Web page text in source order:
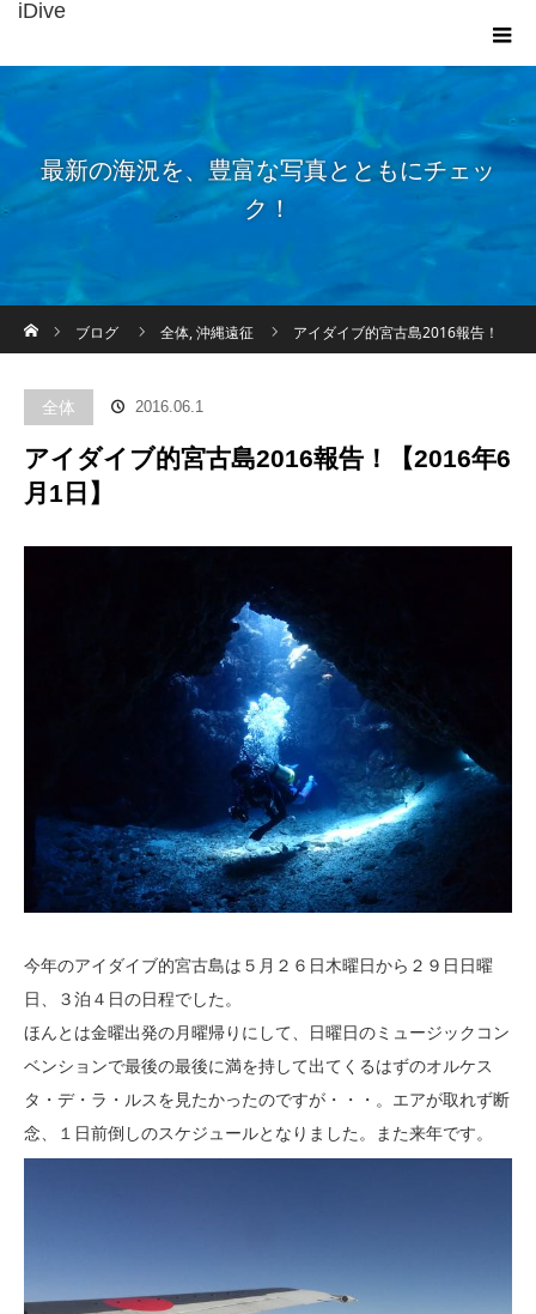
iDive
最新の海況を、豊富な写真とともにチェッ
ク！
ブログ
全体,沖縄遠征 アイダイブ的宮古島2016報告！
全体 2016.06.1
アイダイブ的宮古島2016報告！【2016年6
月1日】
今年のアイダイブ的宮古島は５月２６日木曜日から２９日日曜
日、３泊４日の日程でした。
ほんとは金曜出発の月曜帰りにして、日曜日のミュージックコン
ベンションで最後の最後に満を持して出てくるはずのオルケス
タ・デ・ラ・ルスを見たかったのですが・・・。エアが取れず断
念、１日前倒しのスケジュールとなりました。また来年です。